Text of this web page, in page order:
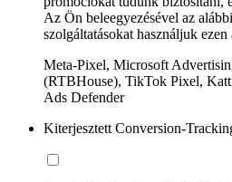
Az Ön beleegyezésével az
szolgáltatásokat használjuk
Meta-Pixel, Microsoft
(RTBHouse), TikTok Pixel,
Ads Defender
Kiterjesztett Conversion-